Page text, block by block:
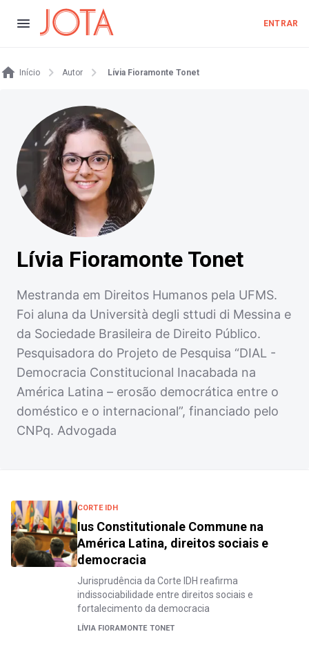
ENTRAR
Início Autor Lívia Fioramonte Tonet
Lívia Fioramonte Tonet
Mestranda em Direitos Humanos pela UFMS.
Foi aluna da Università degli sttudi di Messina e
da Sociedade Brasileira de Direito Público.
Pesquisadora do Projeto de Pesquisa “DIAL -
Democracia Constitucional Inacabada na
América Latina – erosão democrática entre o
doméstico e o internacional”, financiado pelo
CNPq. Advogada
CORTE IDH
Ius Constitutionale Commune na
América Latina, direitos sociais e
democracia
Jurisprudência da Corte IDH reafirma
indissociabilidade entre direitos sociais e
fortalecimento da democracia
LÍVIA FIORAMONTE TONET